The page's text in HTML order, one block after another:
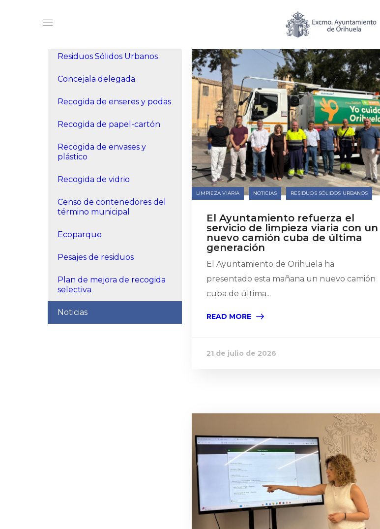
Residuos Sólidos Urbanos
Concejala delegada
Recogida de enseres y podas
Recogida de papel-cartón
Recogida de envases y
plástico
Recogida de vidrio
Censo de contenedores del
término municipal
Ecoparque
Pesajes de residuos
Plan de mejora de recogida
selectiva
Noticias
LIMPIEZA VIARIA NOTICIAS RESIDUOS SÓLIDOS URBANOS
El Ayuntamiento refuerza el
servicio de limpieza viaria con un
nuevo camión cuba de última
generación
El Ayuntamiento de Orihuela ha
presentado esta mañana un nuevo camión
cuba de última...
READ MORE
21 de julio de 2026